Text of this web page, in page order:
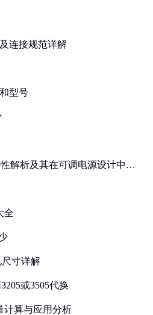
连接规范详解
型号
解析及其在可调电源设计中的
全
尺寸详解
或3505代换
计算与应用分析